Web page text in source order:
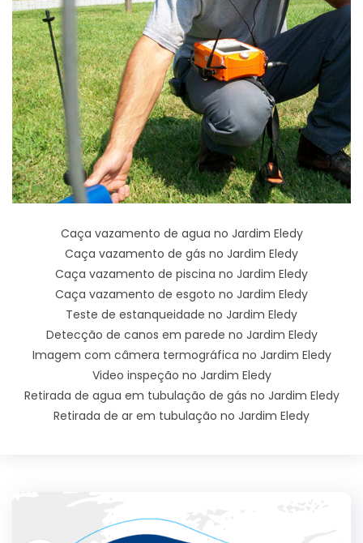
Caça vazamento de agua no Jardim Eledy
Caça vazamento de gás no Jardim Eledy
Caça vazamento de piscina no Jardim Eledy
Caça vazamento de esgoto no Jardim Eledy
Teste de estanqueidade no Jardim Eledy
Detecção de canos em parede no Jardim Eledy
Imagem com câmera termográfica no Jardim Eledy
Video inspeção no Jardim Eledy
Retirada de agua em tubulação de gás no Jardim Eledy
Retirada de ar em tubulação no Jardim Eledy